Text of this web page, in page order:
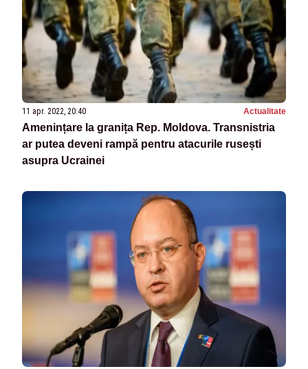
11 apr. 2022, 20:40 Actualitate
Amenințare la granița Rep. Moldova. Transnistria
ar putea deveni rampă pentru atacurile rusești
asupra Ucrainei